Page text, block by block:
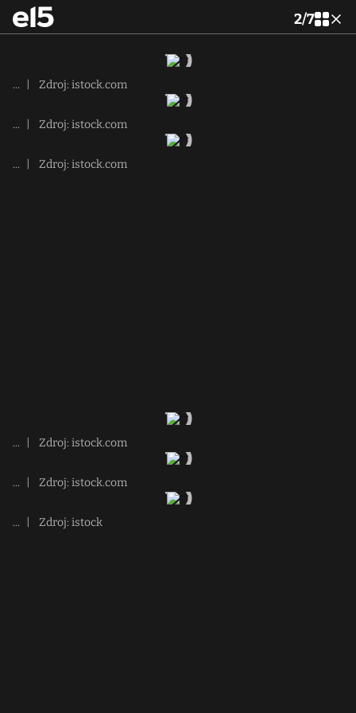
2/7
... Zdroj: istock.com
... Zdroj: istock.com
... Zdroj: istock.com
... Zdroj: istock.com
... Zdroj: istock.com
... Zdroj: istock